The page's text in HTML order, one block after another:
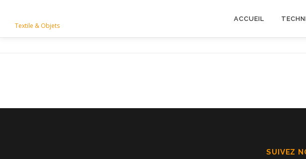
contenuTextile & Objets
ACCUEIL
SUIVEZ